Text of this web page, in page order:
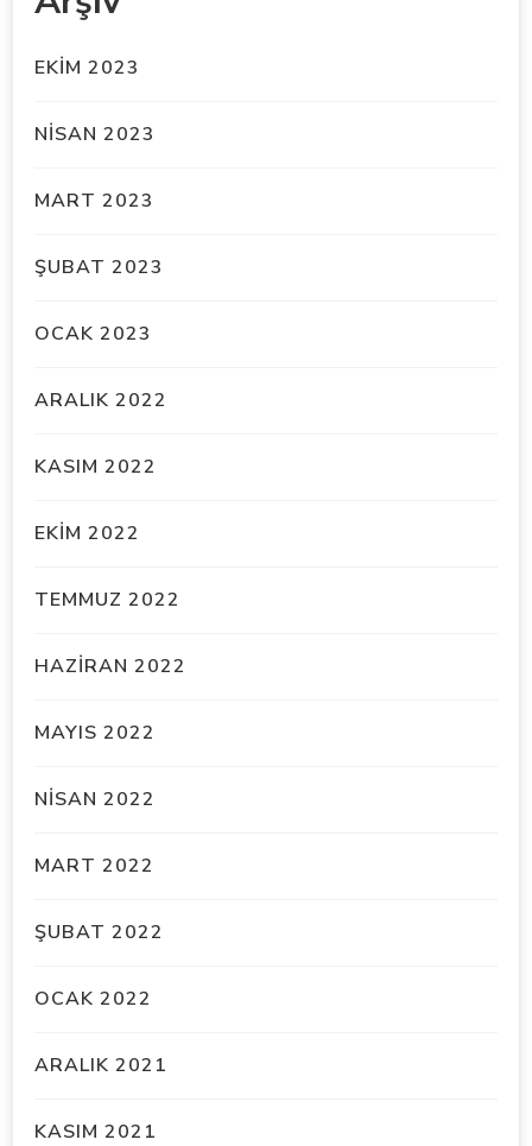
EKIM 2023
NISAN 2023
MART 2023
ŞUBAT 2023
OCAK 2023
ARALIK 2022
KASIM 2022
EKIM 2022
TEMMUZ 2022
HAZIRAN 2022
MAYIS 2022
NISAN 2022
MART 2022
ŞUBAT 2022
OCAK 2022
ARALIK 2021
KASIM 2021